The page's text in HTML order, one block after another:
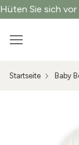
Startseite Baby